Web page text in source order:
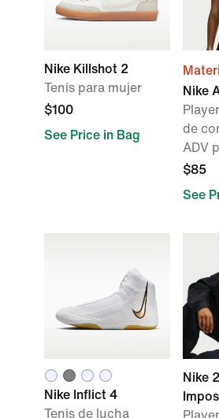
Nike Killshot 2
Tenis para mujer
$100
See Price in Bag
Nike
de
ADV
$85
See
Nike Inflict 4
Tenis de lucha
Nike